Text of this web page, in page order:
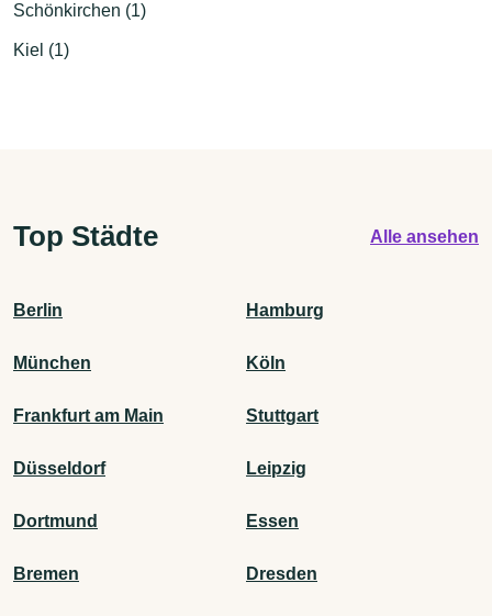
Schönkirchen (1)
Kiel (1)
Top Städte Alle ansehen
Berlin Hamburg
München Köln
Frankfurt am Main Stuttgart
Düsseldorf Leipzig
Dortmund Essen
Bremen Dresden